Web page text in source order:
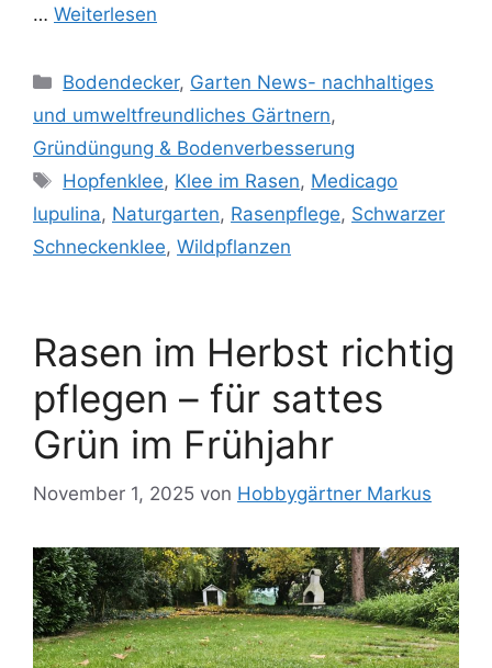
… Weiterlesen
Kategorien
Bodendecker, Garten News- nachhaltiges
und umweltfreundliches Gärtnern,
Gründüngung & Bodenverbesserung
Schlagwörter
Hopfenklee, Klee im Rasen, Medicago
lupulina, Naturgarten, Rasenpflege, Schwarzer
Schneckenklee, Wildpflanzen
Rasen im Herbst richtig
pflegen – für sattes
Grün im Frühjahr
November 1, 2025 von Hobbygärtner Markus